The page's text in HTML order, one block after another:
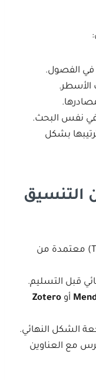
في الفصول.
الأسطر.
في نفس البحث.
بشكل
التنسيق
استخدم قوالب جاهزة (Templates) معتمدة من
قبل التسليم.
أو Zotero
الشكل النهائي.
مع العناوين